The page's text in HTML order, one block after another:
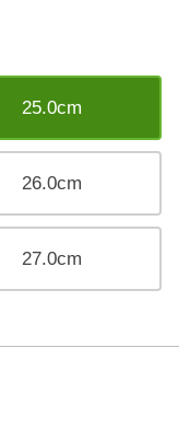
25.0cm
26.0cm
27.0cm